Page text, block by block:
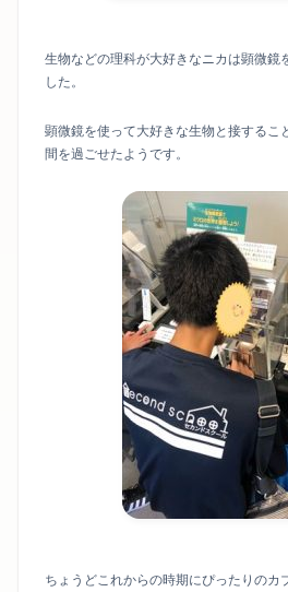
生物などの理科が大好きなニカは顕微鏡
した。
顕微鏡を使って大好きな生物と接するこ
間を過ごせたようです。
ちょうどこれからの時期にぴったりのカ